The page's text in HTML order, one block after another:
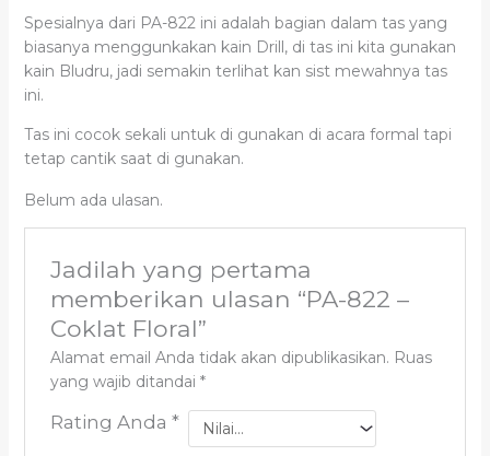
Spesialnya dari PA-822 ini adalah bagian dalam tas yang
biasanya menggunkakan kain Drill, di tas ini kita gunakan
kain Bludru, jadi semakin terlihat kan sist mewahnya tas
ini.
Tas ini cocok sekali untuk di gunakan di acara formal tapi
tetap cantik saat di gunakan.
Belum ada ulasan.
Jadilah yang pertama
memberikan ulasan “PA-822 –
Coklat Floral”
Alamat email Anda tidak akan dipublikasikan. Ruas
yang wajib ditandai *
Rating Anda *